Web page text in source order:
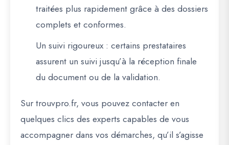
traitées plus rapidement grâce à des dossiers
complets et conformes.
Un suivi rigoureux : certains prestataires
assurent un suivi jusqu’à la réception finale
du document ou de la validation.
Surtrouvpro.fr, vous pouvez contacter en
quelques clics des experts capables de vous
accompagner dans vos démarches, qu’il s’agisse